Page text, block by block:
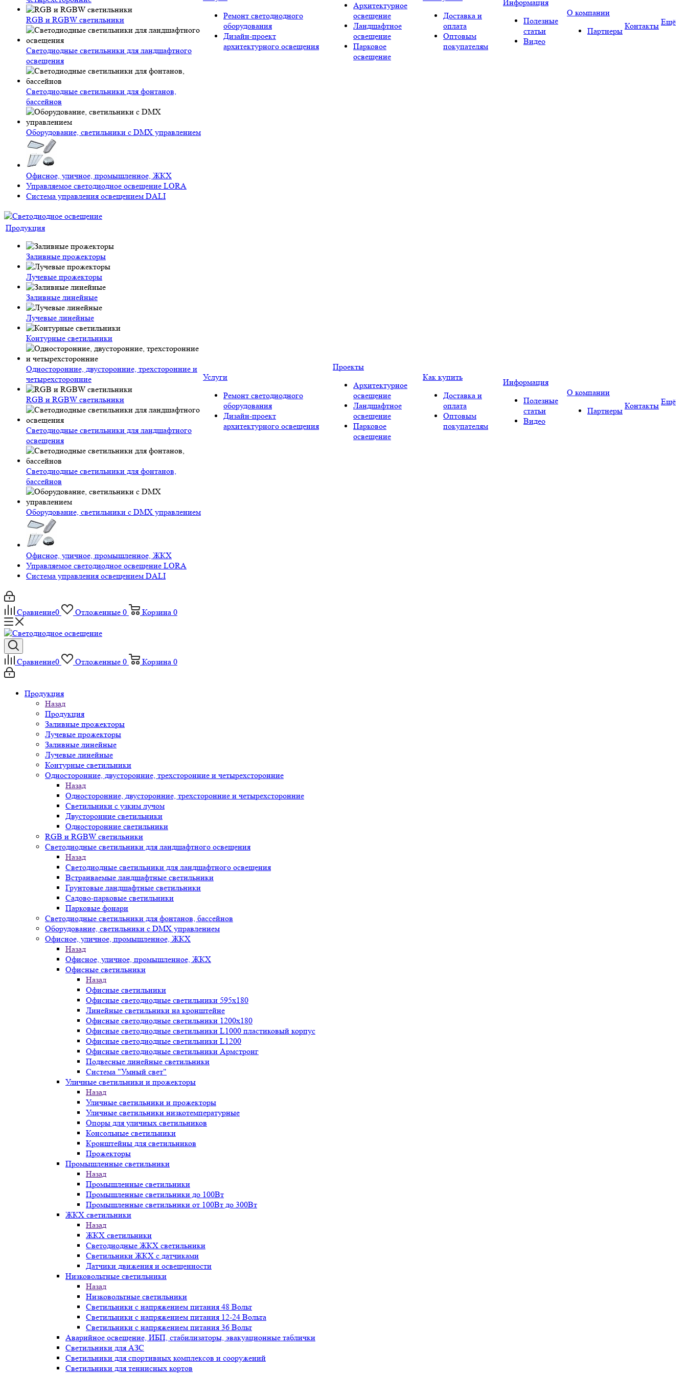
RGB и RGBW светильники
Светодиодные светильники для ландшафтного
освещения
Светодиодные светильники для фонтанов,
бассейнов
Оборудование, светильники с DMX управлением
Офисное, уличное, промышленное, ЖКХ
Управляемое светодиодное освещение LORA
Система управления освещением DALI
Ремонт светодиодного
оборудования
Дизайн-проект
архитектурного освещения
Архитектурное
освещение
Ландшафтное
освещение
Парковое
освещение
Доставка и
оплата
Оптовым
покупателям
Информация
Полезные
статьи
Видео
О компании
Партнеры
Контакты Ещё
Продукция
Заливные прожекторы
Лучевые прожекторы
Заливные линейные
Лучевые линейные
Контурные светильники
Односторонние, двусторонние, трехсторонние и
четырехсторонние
RGB и RGBW светильники
Светодиодные светильники для ландшафтного
освещения
Светодиодные светильники для фонтанов,
бассейнов
Оборудование, светильники с DMX управлением
Офисное, уличное, промышленное, ЖКХ
Управляемое светодиодное освещение LORA
Система управления освещением DALI
Услуги
Ремонт светодиодного
оборудования
Дизайн-проект
архитектурного освещения
Проекты
Архитектурное
освещение
Ландшафтное
освещение
Парковое
освещение
Как купить
Доставка и
оплата
Оптовым
покупателям
Информация
Полезные
статьи
Видео
О компании
Партнеры
Контакты Ещё
Сравнение0 Отложенные 0 Корзина 0
Сравнение0 Отложенные 0 Корзина 0
Продукция
Назад
Продукция
Заливные прожекторы
Лучевые прожекторы
Заливные линейные
Лучевые линейные
Контурные светильники
Односторонние, двусторонние, трехсторонние и четырехсторонние
Назад
Односторонние, двусторонние, трехсторонние и четырехсторонние
Светильники с узким лучом
Двусторонние светильники
Односторонние светильники
RGB и RGBW светильники
Светодиодные светильники для ландшафтного освещения
Назад
Светодиодные светильники для ландшафтного освещения
Встраиваемые ландшафтные светильники
Грунтовые ландшафтные светильники
Садово-парковые светильники
Парковые фонари
Светодиодные светильники для фонтанов, бассейнов
Оборудование, светильники с DMX управлением
Офисное, уличное, промышленное, ЖКХ
Назад
Офисное, уличное, промышленное, ЖКХ
Офисные светильники
Назад
Офисные светильники
Офисные светодиодные светильники 595х180
Линейные светильники на кронштейне
Офисные светодиодные светильники 1200x180
Офисные светодиодные светильники L1000 пластиковый корпус
Офисные светодиодные светильники L1200
Офисные светодиодные светильники Армстронг
Подвесные линейные светильники
Система "Умный свет"
Уличные светильники и прожекторы
Назад
Уличные светильники и прожекторы
Уличные светильники низкотемпературные
Опоры для уличных светильников
Консольные светильники
Кронштейны для светильников
Прожекторы
Промышленные светильники
Назад
Промышленные светильники
Промышленные светильники до 100Вт
Промышленные светильники от 100Вт до 300Вт
ЖКХ светильники
Назад
ЖКХ светильники
Светодиодные ЖКХ светильники
Светильники ЖКХ с датчиками
Датчики движения и освещенности
Низковольтные светильники
Назад
Низковольтные светильники
Светильники с напряжением питания 48 Вольт
Светильники с напряжением питания 12-24 Вольта
Светильники с напряжением питания 36 Вольт
Аварийное освещение, ИБП, стабилизаторы, эвакуационные таблички
Светильники для АЗС
Светильники для спортивных комплексов и сооружений
Светильники для теннисных кортов